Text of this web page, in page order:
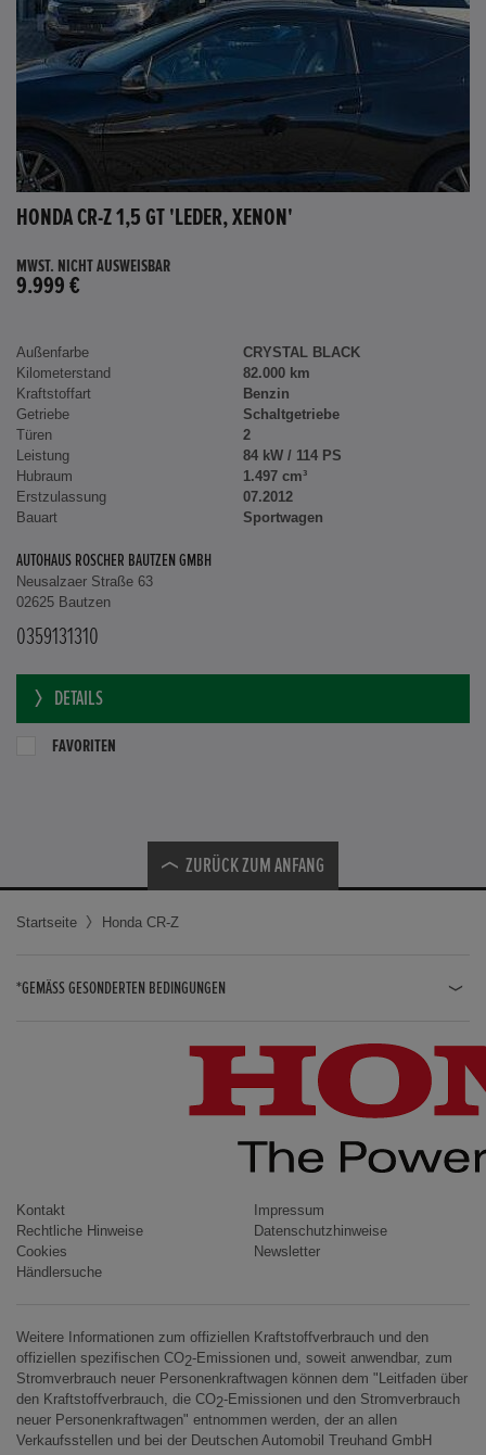
HONDA CR-Z 1,5 GT 'LEDER, XENON'
MWST. NICHT AUSWEISBAR
9.999 €
Außenfarbe
CRYSTAL BLACK
Kilometerstand
82.000 km
Kraftstoffart
Benzin
Getriebe
Schaltgetriebe
Türen
2
Leistung
84 kW / 114 PS
Hubraum
1.497 cm³
Erstzulassung
07.2012
Bauart
Sportwagen
AUTOHAUS ROSCHER BAUTZEN GMBH
Neusalzaer Straße 63
02625 Bautzen
0359131310
DETAILS
FAVORITEN
ZURÜCK ZUM ANFANG
Startseite Honda CR-Z
*GEMÄSS GESONDERTEN BEDINGUNGEN
CIVIC / CIVIC LIMOUSINE
INSIGHT
ACCORD
HR-V HYBRID
CR-V
CR-V HYBRID
Kontakt
Impressum
Rechtliche Hinweise
Datenschutzhinweise
Cookies
Newsletter
Händlersuche
Weitere Informationen zum offiziellen Kraftstoffverbrauch und den
offiziellen spezifischen CO2-Emissionen und, soweit anwendbar, zum
Stromverbrauch neuer Personenkraftwagen können dem "Leitfaden über
den Kraftstoffverbrauch, die CO2-Emissionen und den Stromverbrauch
neuer Personenkraftwagen" entnommen werden, der an allen
Verkaufsstellen und bei der Deutschen Automobil Treuhand GmbH